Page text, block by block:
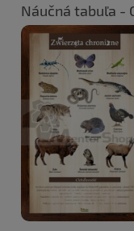
Náučná tabuľa -